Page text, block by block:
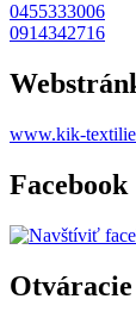
0455333006
0914342716
www.kik-
Facebook